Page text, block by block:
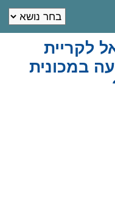
לקריית
במכונית